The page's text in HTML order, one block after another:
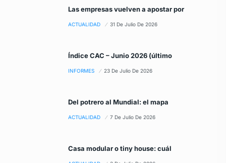
Las empresas vuelven a apostar por
ACTUALIDAD 31 De Julio De 2026
Índice CAC – Junio 2026 (último
INFORMES 23 De Julio De 2026
Del potrero al Mundial: el mapa
ACTUALIDAD 7 De Julio De 2026
Casa modular o tiny house: cuál